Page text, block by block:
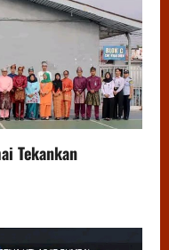
Tekankan